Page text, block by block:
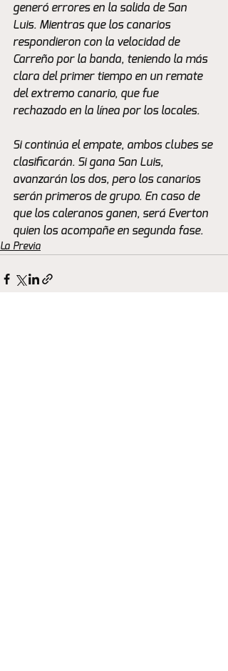
generó errores en la salida de San
Luis. Mientras que los canarios
respondieron con la velocidad de
Carreño por la banda, teniendo la más
clara del primer tiempo en un remate
del extremo canario, que fue
rechazado en la línea por los locales.
Si continúa el empate, ambos clubes se
clasificarán. Si gana San Luis,
avanzarán los dos, pero los canarios
serán primeros de grupo. En caso de
que los caleranos ganen, será Everton
quien los acompañe en segunda fase.
La Previa